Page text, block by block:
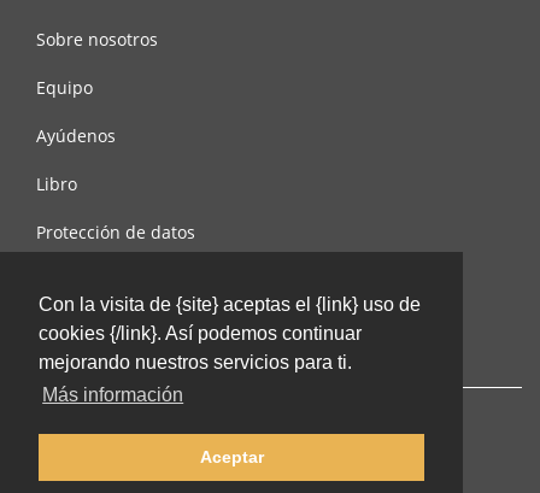
Con la visita de {site} aceptas el {link} uso de
cookies {/link}. Así podemos continuar
mejorando nuestros servicios para ti.
Más información
Aceptar
Sobre nosotros
Equipo
Ayúdenos
Libro
Protección de datos
Contáctenos
© 2002-2026 lernu.net |Impressum